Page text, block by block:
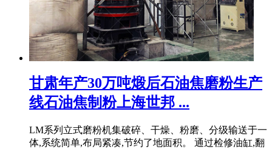
甘肃年产30万吨煅后石油焦磨粉生产
线石油焦制粉上海世邦 ...
LM系列立式磨粉机集破碎、干燥、粉磨、分级输送于一
体,系统简单,布局紧凑,节约了地面积。 通过检修油缸,翻